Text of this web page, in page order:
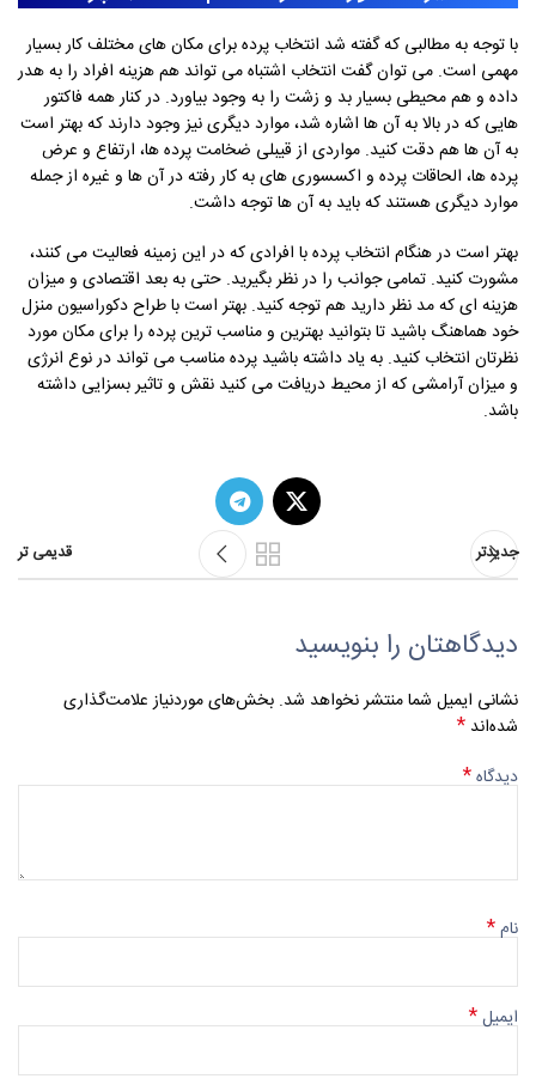
با توجه به مطالبی که گفته شد انتخاب پرده برای مکان های مختلف کار بسیار
مهمی است. می توان گفت انتخاب اشتباه می تواند هم هزینه افراد را به هدر
داده و هم محیطی بسیار بد و زشت را به وجود بیاورد. در کنار همه فاکتور
هایی که در بالا به آن ها اشاره شد، موارد دیگری نیز وجود دارند که بهتر است
به آن ها هم دقت کنید. مواردی از قیبلی ضخامت پرده ها، ارتفاع و عرض
پرده ها، الحاقات پرده و اکسسوری های به کار رفته در آن ها و غیره از جمله
موارد دیگری هستند که باید به آن ها توجه داشت.
بهتر است در هنگام انتخاب پرده با افرادی که در این زمینه فعالیت می کنند،
مشورت کنید. تمامی جوانب را در نظر بگیرید. حتی به بعد اقتصادی و میزان
هزینه ای که مد نظر دارید هم توجه کنید. بهتر است با طراح دکوراسیون منزل
خود هماهنگ باشید تا بتوانید بهترین و مناسب ترین پرده را برای مکان مورد
نظرتان انتخاب کنید. به یاد داشته باشید پرده مناسب می تواند در نوع انرژی
و میزان آرامشی که از محیط دریافت می کنید نقش و تاثیر بسزایی داشته
باشد.
جدیدتر قدیمی تر
دیدگاهتان را بنویسید
نشانی ایمیل شما منتشر نخواهد شد. بخش‌های موردنیاز علامت‌گذاری
شده‌اند *
دیدگاه*
نام*
ایمیل*